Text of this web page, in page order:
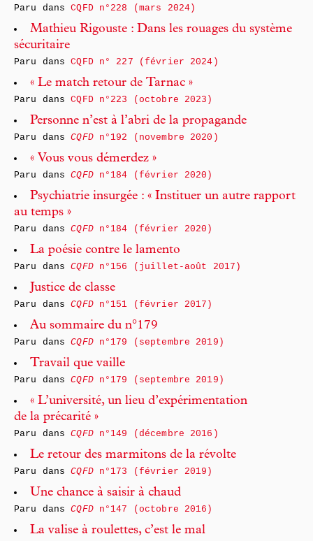
Paru dansCQFD n°228 (mars 2024)
Mathieu Rigouste : Dans les rouages du système
sécuritaire
Paru dansCQFD n° 227 (février 2024)
« Le match retour de Tarnac »
Paru dansCQFD n°223 (octobre 2023)
Personne n’est à l’abri de la propagande
Paru dansCQFDn°192 (novembre 2020)
« Vous vous démerdez »
Paru dansCQFDn°184 (février 2020)
Psychiatrie insurgée : « Instituer un autre rapport
au temps »
Paru dansCQFDn°184 (février 2020)
La poésie contre le lamento
Paru dansCQFDn°156 (juillet-août 2017)
Justice de classe
Paru dansCQFDn°151 (février 2017)
Au sommaire du n°179
Paru dansCQFDn°179 (septembre 2019)
Travail que vaille
Paru dansCQFDn°179 (septembre 2019)
« L’université, un lieu d’expérimentation
de la précarité »
Paru dansCQFDn°149 (décembre 2016)
Le retour des marmitons de la révolte
Paru dansCQFDn°173 (février 2019)
Une chance à saisir à chaud
Paru dansCQFDn°147 (octobre 2016)
La valise à roulettes, c’est le mal